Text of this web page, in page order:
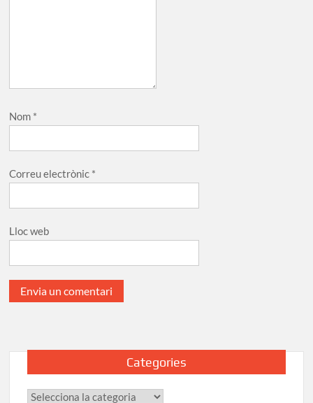
Nom *
Correu electrònic *
Lloc web
Categories
Categories